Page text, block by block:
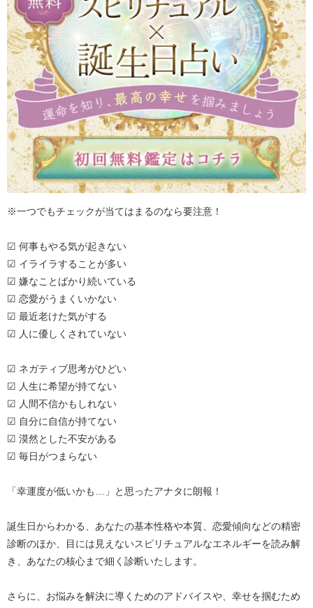
※一つでもチェックが当てはまるのなら要注意！
☑ 何事もやる気が起きない
☑ イライラすることが多い
☑ 嫌なことばかり続いている
☑ 恋愛がうまくいかない
☑ 最近老けた気がする
☑ 人に優しくされていない
☑ ネガティブ思考がひどい
☑ 人生に希望が持てない
☑ 人間不信かもしれない
☑ 自分に自信が持てない
☑ 漠然とした不安がある
☑ 毎日がつまらない
「幸運度が低いかも…」と思ったアナタに朗報！
誕生日からわかる、あなたの基本性格や本質、恋愛傾向などの精密
診断のほか、目には見えないスピリチュアルなエネルギーを読み解
き、あなたの核心まで細く診断いたします。
さらに、お悩みを解決に導くためのアドバイスや、幸せを掴むため